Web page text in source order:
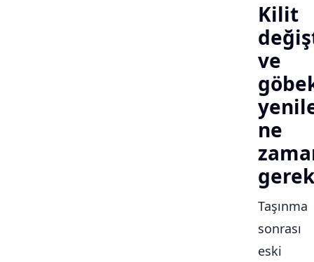
Kilit
ve
ne
Taşınma
sonrası
eski